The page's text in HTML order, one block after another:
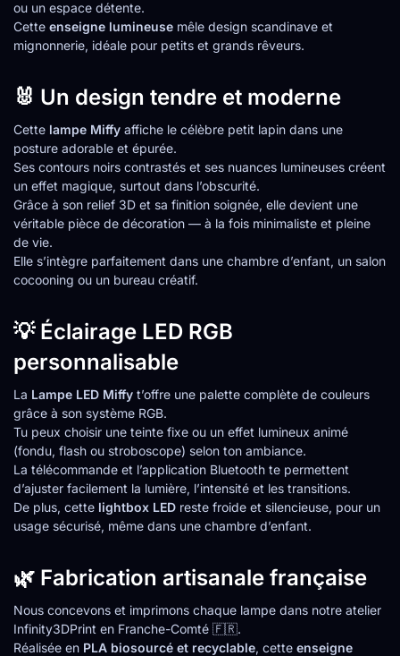
ou un espace détente.
Cette enseigne lumineuse mêle design scandinave et
mignonnerie, idéale pour petits et grands rêveurs.
🐰 Un design tendre et moderne
Cette lampe Miffy affiche le célèbre petit lapin dans une
posture adorable et épurée.
Ses contours noirs contrastés et ses nuances lumineuses créent
un effet magique, surtout dans l’obscurité.
Grâce à son relief 3D et sa finition soignée, elle devient une
véritable pièce de décoration — à la fois minimaliste et pleine
de vie.
Elle s’intègre parfaitement dans une chambre d’enfant, un salon
cocooning ou un bureau créatif.
💡 Éclairage LED RGB
personnalisable
La Lampe LED Miffy t’offre une palette complète de couleurs
grâce à son système RGB.
Tu peux choisir une teinte fixe ou un effet lumineux animé
(fondu, flash ou stroboscope) selon ton ambiance.
La télécommande et l’application Bluetooth te permettent
d’ajuster facilement la lumière, l’intensité et les transitions.
De plus, cette lightbox LED reste froide et silencieuse, pour un
usage sécurisé, même dans une chambre d’enfant.
🌿 Fabrication artisanale française
Nous concevons et imprimons chaque lampe dans notre atelier
Infinity3DPrint en Franche-Comté 🇫🇷.
Réalisée en PLA biosourcé et recyclable, cette enseigne